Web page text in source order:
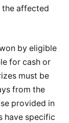
the affected
by eligible
for cash or
must be
from the
provided in
have specific